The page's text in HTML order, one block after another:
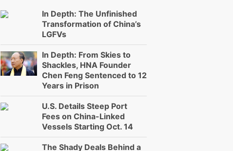
In Depth: The Unfinished
Transformation of China’s
LGFVs
In Depth: From Skies to
Shackles, HNA Founder
Chen Feng Sentenced to 12
Years in Prison
U.S. Details Steep Port
Fees on China-Linked
Vessels Starting Oct. 14
The Shady Deals Behind a